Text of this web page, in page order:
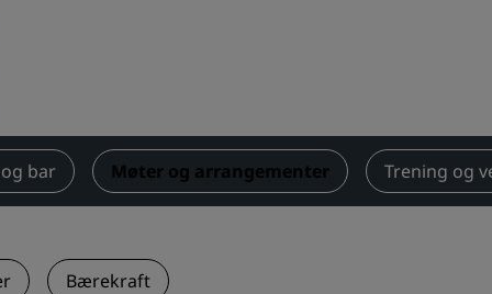
Søk etter flyvninger
Søk etter flyvninger
bar Møter og arrangementer Trening og
Bærekraft